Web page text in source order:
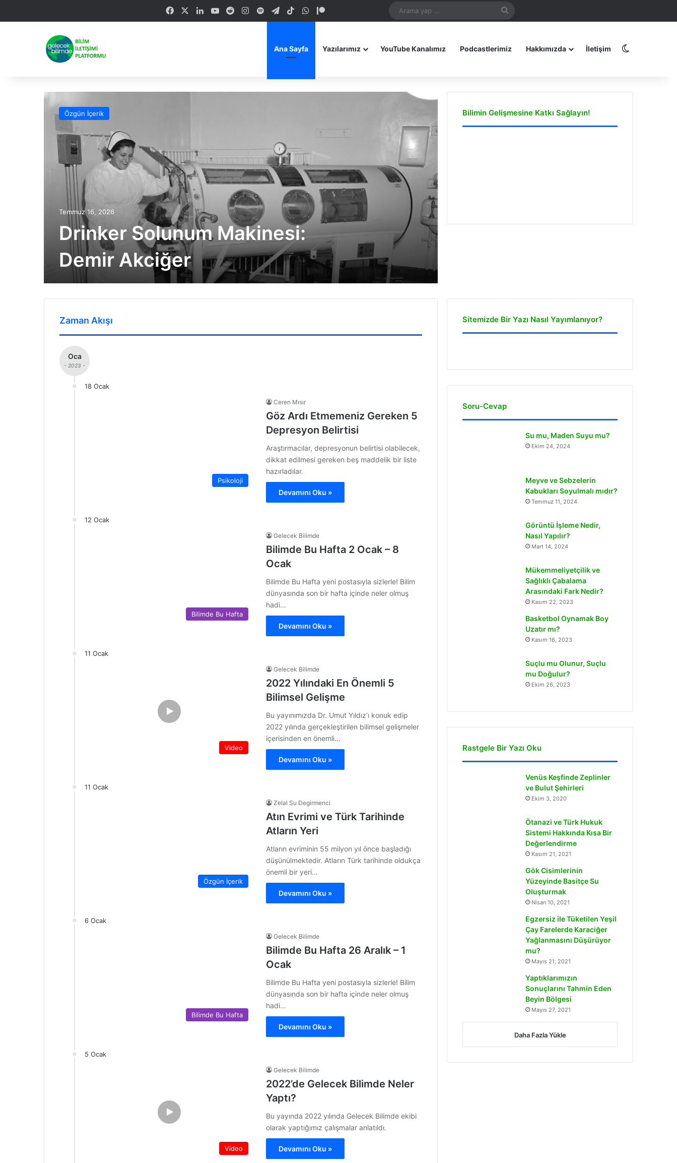
FacebookLinkedInYouTubeRedditInstagram
SpotifyTelegramTikTokWhatsApp
MastodoniOS Uygulamamız
Android Uygulamamız
...
Ana Sayfa Yazılarımız YouTube Kanalımız Podcastlerimiz Hakkımızda İletişim
Özgün İçerik
Temmuz 16, 2026
Drinker Solunum Makinesi:
Demir Akciğer
Bilimin Gelişmesine Katkı Sağlayın!
Zaman Akışı
Oca
- 2023 -
18 Ocak
Psikoloji
Ceren Mısır
Göz Ardı Etmemeniz Gereken 5
Depresyon Belirtisi
Araştırmacılar, depresyonun belirtisi olabilecek,
dikkat edilmesi gereken beş maddelik bir liste
hazırladılar.
Devamını Oku »
12 Ocak
Bilimde Bu Hafta
Gelecek Bilimde
Bilimde Bu Hafta 2 Ocak – 8
Ocak
Bilimde Bu Hafta yeni postasıyla sizlerle! Bilim
dünyasında son bir hafta içinde neler olmuş
hadi…
Devamını Oku »
11 Ocak
Video
Gelecek Bilimde
2022 Yılındaki En Önemli 5
Bilimsel Gelişme
Bu yayınımızda Dr. Umut Yıldız’ı konuk edip
2022 yılında gerçekleştirilen bilimsel gelişmeler
içerisinden en önemli…
Devamını Oku »
11 Ocak
Özgün İçerik
Zelal Su Degirmenci
Atın Evrimi ve Türk Tarihinde
Atların Yeri
Atların evriminin 55 milyon yıl önce başladığı
düşünülmektedir. Atların Türk tarihinde oldukça
önemli bir yeri…
Devamını Oku »
6 Ocak
Bilimde Bu Hafta
Gelecek Bilimde
Bilimde Bu Hafta 26 Aralık – 1
Ocak
Bilimde Bu Hafta yeni postasıyla sizlerle! Bilim
dünyasında son bir hafta içinde neler olmuş
hadi…
Devamını Oku »
5 Ocak
Video
Gelecek Bilimde
2022’de Gelecek Bilimde Neler
Yaptı?
Bu yayında 2022 yılında Gelecek Bilimde ekibi
olarak yaptığımız çalışmalar anlatıldı.
Devamını Oku »
Sitemizde Bir Yazı Nasıl Yayımlanıyor?
Soru-Cevap
Su mu, Maden Suyu mu?
Ekim 24, 2024
Meyve ve Sebzelerin
Kabukları Soyulmalı mıdır?
Temmuz 11, 2024
Görüntü İşleme Nedir,
Nasıl Yapılır?
Mart 14, 2024
Mükemmeliyetçilik ve
Sağlıklı Çabalama
Arasındaki Fark Nedir?
Kasım 22, 2023
Basketbol Oynamak Boy
Uzatır mı?
Kasım 16, 2023
Suçlu mu Olunur, Suçlu
mu Doğulur?
Ekim 26, 2023
Rastgele Bir Yazı Oku
Venüs Keşfinde Zeplinler
ve Bulut Şehirleri
Ekim 3, 2020
Ötanazi ve Türk Hukuk
Sistemi Hakkında Kısa Bir
Değerlendirme
Kasım 21, 2021
Gök Cisimlerinin
Yüzeyinde Basitçe Su
Oluşturmak
Nisan 10, 2021
Egzersiz ile Tüketilen Yeşil
Çay Farelerde Karaciğer
Yağlanmasını Düşürüyor
mu?
Mayıs 21, 2021
Yaptıklarımızın
Sonuçlarını Tahmin Eden
Beyin Bölgesi
Mayıs 27, 2021
Daha Fazla Yükle